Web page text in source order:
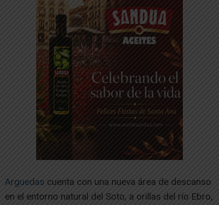
Arguedas cuenta con una nueva área de descanso
en el entorno natural del Soto, a orillas del río Ebro,